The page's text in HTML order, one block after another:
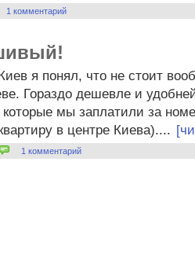
1 комментарий
я понял, что не стоит
Гораздо дешевле и
которые мы заплатили за
в центре Киева)....
1 комментарий